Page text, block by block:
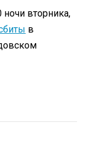
ночи вторника,
в